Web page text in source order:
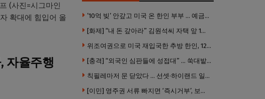
(사진=시그마인
확대에 힘입어 올
자율주행
’10억 빚’ 안갚고 미국 온 한인 부부 … 예금보험공사, 미국서 소송
[화제] “내 돈 갚아라” 김원석씨 자택 앞 1인 광대 시위 … 한인 투자사, “108만 달러 못받아”
위조여권으로 미국 재입국한 추방 한인, 120만 달러 은행 사기 행각
[충격] “외국인 심판들에 성접대” … 쑥대밭된 축협 어디까지 추락하나
칙필레마저 문 닫았다 … 선셋·하이랜드 일대 ‘황량한 거리’로
[이민] 영주권 서류 빠지면 ‘즉시거부’, 보완기회 없다 … 이민심사 8월부터 확 바뀐다